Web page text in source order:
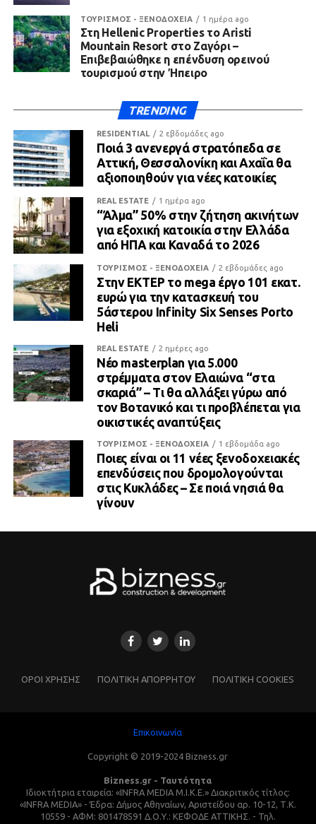
ΤΟΥΡΙΣΜΟΣ - ΞΕΝΟΔΟΧΕΙΑ 1 ημέρα ago
Στη Hellenic Properties το Aristi
Mountain Resort στο Ζαγόρι –
Επιβεβαιώθηκε η επένδυση ορεινού
τουρισμού στην Ήπειρο
TRENDING
RESIDENTIAL 2 εβδομάδες ago
Ποιά 3 ανενεργά στρατόπεδα σε
Αττική, Θεσσαλονίκη και Αχαΐα θα
αξιοποιηθούν για νέες κατοικίες
REAL ESTATE 1 ημέρα ago
“Άλμα” 50% στην ζήτηση ακινήτων
για εξοχική κατοικία στην Ελλάδα
από ΗΠΑ και Καναδά το 2026
ΤΟΥΡΙΣΜΟΣ - ΞΕΝΟΔΟΧΕΙΑ 2 εβδομάδες ago
Στην ΕΚΤΕΡ το mega έργο 101 εκατ.
ευρώ για την κατασκευή του
5άστερου Infinity Six Senses Porto
Heli
REAL ESTATE 2 ημέρες ago
Νέο masterplan για 5.000
στρέμματα στον Ελαιώνα “στα
σκαριά” – Τι θα αλλάξει γύρω από
τον Βοτανικό και τι προβλέπεται για
οικιστικές αναπτύξεις
ΤΟΥΡΙΣΜΟΣ - ΞΕΝΟΔΟΧΕΙΑ 1 εβδομάδα ago
Ποιες είναι οι 11 νέες ξενοδοχειακές
επενδύσεις που δρομολογούνται
στις Κυκλάδες – Σε ποιά νησιά θα
γίνουν
ΌΡΟΙ ΧΡΗΣΗΣ ΠΟΛΙΤΙΚΗ ΑΠΟΡΡΗΤΟΥ ΠΟΛΙΤΙΚΗ COOKIES
Επικοινωνία
Copyright © 2019-2024 Bizness.gr
Bizness.gr - Ταυτότητα
Ιδιοκτήτρια εταιρεία: «INFRA MEDIA M.I.K.E.» Διακριτικός τίτλος:
«INFRA MEDIA» - Έδρα: Δήμος Αθηναίων, Αριστείδου αρ. 10-12, Τ.Κ.
10559 - ΑΦΜ: 801478591 Δ.Ο.Υ.: ΚΕΦΟΔΕ ΑΤΤΙΚΗΣ. - Τηλ.